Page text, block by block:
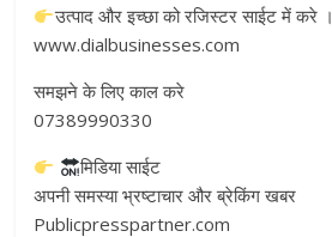
उत्पाद और इच्छा को रजिस्टर साईट में करे ।
www.dialbusinesses.com
समझने के लिए काल करे
07389990330
मिडिया साईट
अपनी समस्या भ्रष्टाचार और ब्रेकिंग खबर
Publicpresspartner.com